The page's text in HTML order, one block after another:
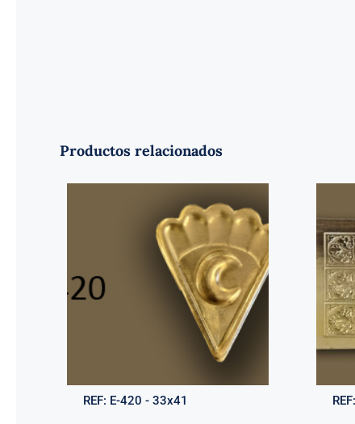
Productos relacionados
REF: E-420 - 33x41 REF: